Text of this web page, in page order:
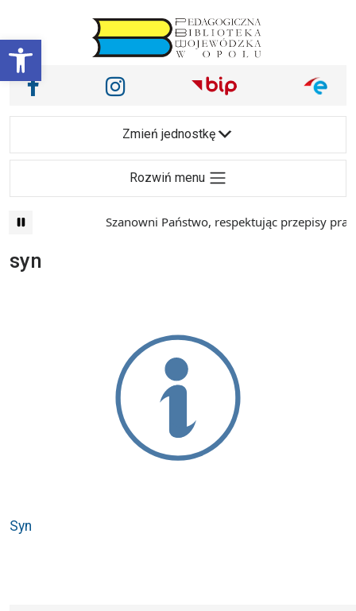
Otwórz pasek narzędzi
Main Navigation
Nasze media społecznościowe i inne
Facebook Instagram
Zmień jednostkę
Rozwiń menu
Szanowni Państwo, respektując przepisy
syn
Syn